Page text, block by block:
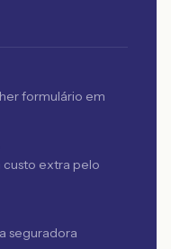
formulário em
custo extra pelo
seguradora